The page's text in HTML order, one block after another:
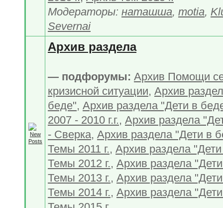
Модераторы: наташша, motia,
Severnai
Архив раздела
— подфорумы: Архив Помощи
кризисной ситуации, Архив
беде", Архив раздела "Дети в
2007 - 2010 г.г., Архив раздела
- Сверка, Архив раздела "Дети в
Темы 2011 г., Архив раздела
Темы 2012 г., Архив раздела
Темы 2013 г., Архив раздела
Темы 2014 г., Архив раздела